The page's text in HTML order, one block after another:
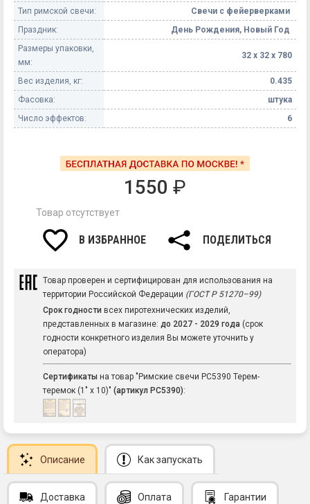
Тип римской свечи:
Свечи с фейерверками
Праздник:
День Рождения, Новый Год
Размеры упаковки,
мм:
32 х 32 х 780
Вес изделия, кг:
0.435
Фасовка:
штука
Число эффектов:
6
1550 ₽
Товар отсутствует
В ИЗБРАННОЕ ПОДЕЛИТЬСЯ
Товар проверен и сертифицирован для использования на
территории Российской Федерации (ГОСТ Р 51270–99)
Срок годности всех пиротехнических изделий,
представленных в магазине: до 2027 - 2029 года (срок
годности конкретного изделия Вы можете уточнить у
оператора)
Сертификаты на товар "Римские свечи РС5390 Терем-
теремок (1" х 10)" (артикул РС5390):
Описание Как запускать
Доставка Оплата Гарантии